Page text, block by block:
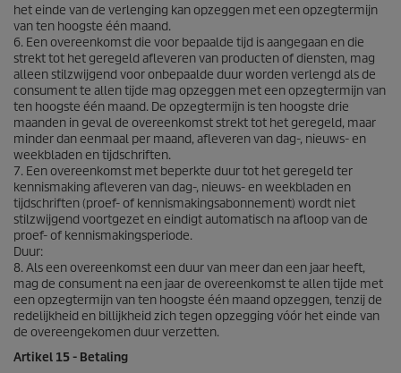
het einde van de verlenging kan opzeggen met een opzegtermijn
van ten hoogste één maand.
6. Een overeenkomst die voor bepaalde tijd is aangegaan en die
strekt tot het geregeld afleveren van producten of diensten, mag
alleen stilzwijgend voor onbepaalde duur worden verlengd als de
consument te allen tijde mag opzeggen met een opzegtermijn van
ten hoogste één maand. De opzegtermijn is ten hoogste drie
maanden in geval de overeenkomst strekt tot het geregeld, maar
minder dan eenmaal per maand, afleveren van dag-, nieuws- en
weekbladen en tijdschriften.
7. Een overeenkomst met beperkte duur tot het geregeld ter
kennismaking afleveren van dag-, nieuws- en weekbladen en
tijdschriften (proef- of kennismakingsabonnement) wordt niet
stilzwijgend voortgezet en eindigt automatisch na afloop van de
proef- of kennismakingsperiode.
Duur:
8. Als een overeenkomst een duur van meer dan een jaar heeft,
mag de consument na een jaar de overeenkomst te allen tijde met
een opzegtermijn van ten hoogste één maand opzeggen, tenzij de
redelijkheid en billijkheid zich tegen opzegging vóór het einde van
de overeengekomen duur verzetten.
Artikel 15 - Betaling